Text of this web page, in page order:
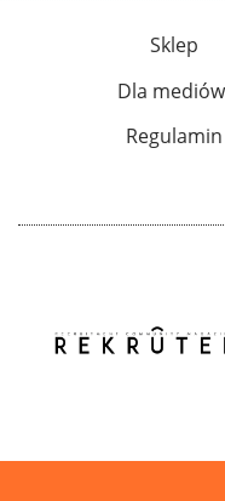
Sklep
Dla mediów
Regulamin